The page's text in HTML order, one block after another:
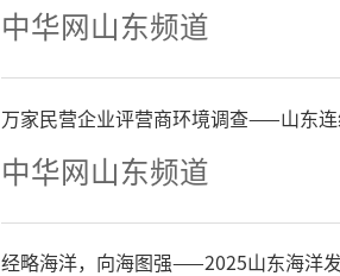
中华网山东频道
万家民营企业评营商环境调查——山东
中华网山东频道
经略海洋，向海图强——2025山东海洋